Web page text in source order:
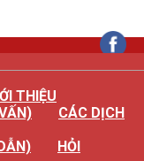
THIỆU
CÁC DỊCH
HỎI